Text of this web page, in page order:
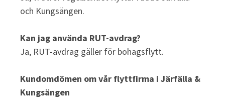
och Kungsängen.
Kan jag använda RUT-avdrag?
Ja, RUT-avdrag gäller för bohagsflytt.
Kundomdömen om vår flyttfirma i Järfälla &
Kungsängen